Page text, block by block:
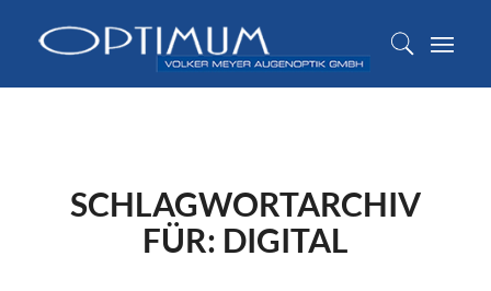
SCHLAGWORTARCHIV
FÜR: DIGITAL